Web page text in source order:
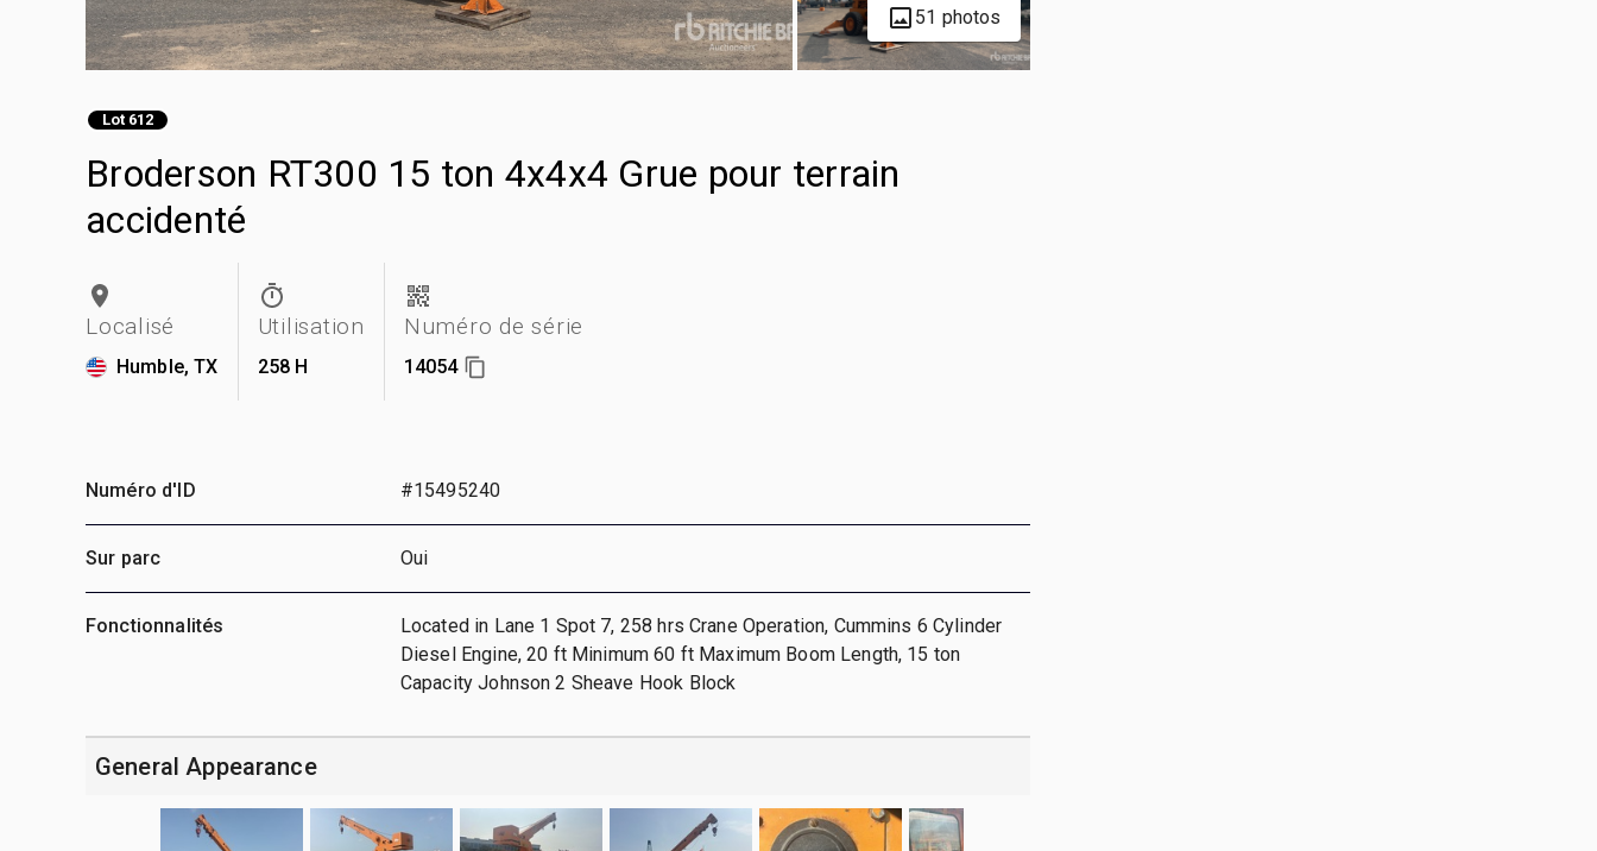
51 photos
Lot 612
Broderson RT300 15 ton 4x4x4 Grue pour terrain
accidenté
Localisé
Humble, TX
Utilisation
258 H
Numéro de série
14054
Numéro d'ID #15495240
Sur parc Oui
Fonctionnalités
Located in Lane 1 Spot 7, 258 hrs Crane Operation, Cummins 6 Cylinder
Diesel Engine, 20 ft Minimum 60 ft Maximum Boom Length, 15 ton
Capacity Johnson 2 Sheave Hook Block
General Appearance